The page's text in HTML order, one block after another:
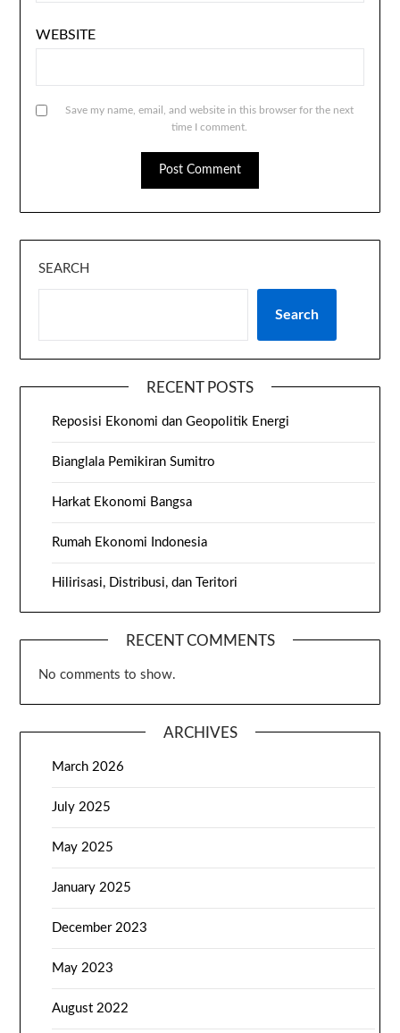
WEBSITE
Save my name, email, and website in this browser for the next
time I comment.
SEARCH
Search
RECENT POSTS
Reposisi Ekonomi dan Geopolitik Energi
Bianglala Pemikiran Sumitro
Harkat Ekonomi Bangsa
Rumah Ekonomi Indonesia
Hilirisasi, Distribusi, dan Teritori
RECENT COMMENTS
No comments to show.
ARCHIVES
March 2026
July 2025
May 2025
January 2025
December 2023
May 2023
August 2022